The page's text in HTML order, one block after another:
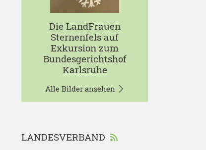
Die LandFrauen
Sternenfels auf
Exkursion zum
Bundesgerichtshof
Karlsruhe
Alle Bilder ansehen
LANDESVERBAND